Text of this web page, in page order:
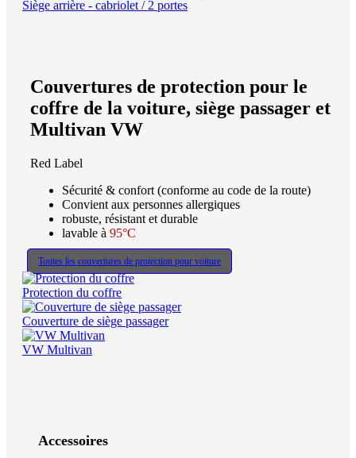
Siège arrière - cabriolet / 2 portes
Couvertures de protection pour le
coffre de la voiture, siège passager et
Multivan VW
Red Label
Sécurité & confort (conforme au code de la route)
Convient aux personnes allergiques
robuste, résistant et durable
lavable à 95°C
Toutes les couvertures de protection pour voiture
Protection du coffre
Couverture de siège passager
VW Multivan
Accessoires